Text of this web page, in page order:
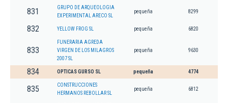
831
GRUPO DE ARQUEOLOGIA
EXPERIMENTAL ARECO SL
pequeña 8299
832 YELLOW FROG SL pequeña 6820
833
FUNERARIA AGREDA
VIRGEN DE LOS MILAGROS
2007 SL
pequeña 9630
834 OPTICAS GURSO SL pequeña 4774
835
CONSTRUCCIONES
HERMANOS REBOLLAR SL
pequeña 6812